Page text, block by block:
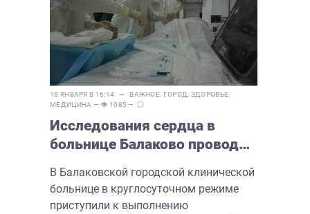
18 ЯНВАРЯ В 16:14 — ВАЖНОЕ ГОРОД ЗДОРОВЬЕ
МЕДИЦИНА — 👁 1085 —
Исследования сердца в
больнице Балаково проводят
В Балаковской городской клинической
больнице в круглосуточном режиме
приступили к выполнению